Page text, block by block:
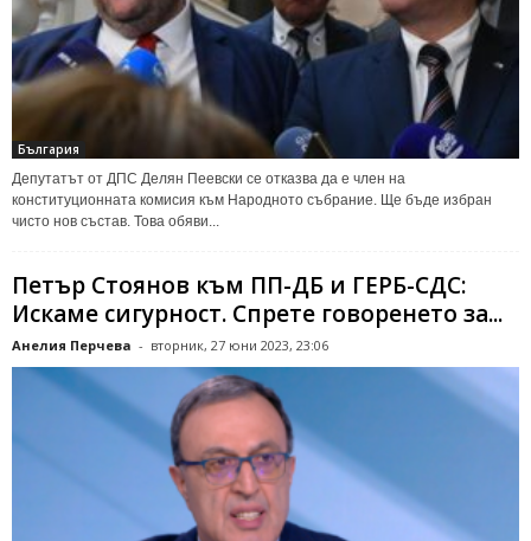
България
Депутатът от ДПС Делян Пеевски се отказва да е член на
конституционната комисия към Народното събрание. Ще бъде избран
чисто нов състав. Това обяви...
Петър Стоянов към ПП-ДБ и ГЕРБ-СДС:
Искаме сигурност. Спрете говоренето за...
Анелия Перчева - вторник, 27 юни 2023, 23:06